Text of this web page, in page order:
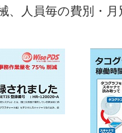
、人員毎の費別・